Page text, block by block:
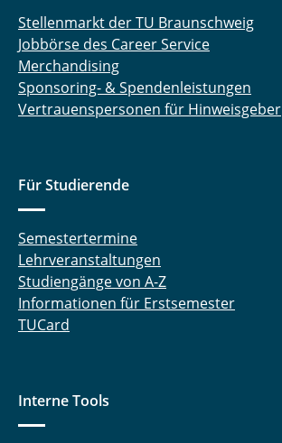
Stellenmarkt der TU Braunschweig
Jobbörse des Career Service
Merchandising
Sponsoring- & Spendenleistungen
Vertrauenspersonen für Hinweisgeber
Für Studierende
Semestertermine
Lehrveranstaltungen
Studiengänge von A-Z
Informationen für Erstsemester
TUCard
Interne Tools